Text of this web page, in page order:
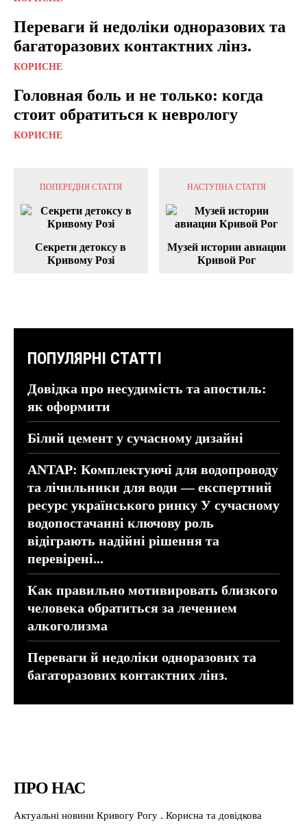
Переваги й недоліки одноразових та
багаторазових контактних лінз.
КОРИСНЕ
Головная боль и не только: когда
стоит обратиться к неврологу
КОРИСНЕ
ПОПЕРЕДНЯ СТАТТЯ
Секрети детоксу в
Кривому Розі
НАСТУПНА СТАТТЯ
Музей истории авиации
Кривой Рог
ПОПУЛЯРНІ СТАТТІ
Довідка про несудимість та апостиль:
як оформити
Білий цемент у сучасному дизайні
ANTAP: Комплектуючі для водопроводу
та лічильники для води — експертний
ресурс українського ринку У сучасному
водопостачанні ключову роль
відіграють надійні рішення та
перевірені...
Как правильно мотивировать близкого
человека обратиться за лечением
алкоголизма
Переваги й недоліки одноразових та
багаторазових контактних лінз.
ПРО НАС
Актуальні новини Кривогу Рогу . Корисна та довідкова